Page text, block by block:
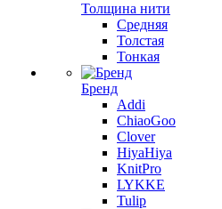
Толщина нити
Средняя
Толстая
Тонкая
Бренд
Addi
ChiaoGoo
Clover
HiyaHiya
KnitPro
LYKKE
Tulip